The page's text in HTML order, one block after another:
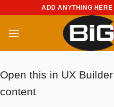
nội
ADD ANYTHING
Open this in UX
content